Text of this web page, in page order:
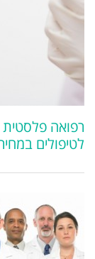
רפואה
לטיפולים